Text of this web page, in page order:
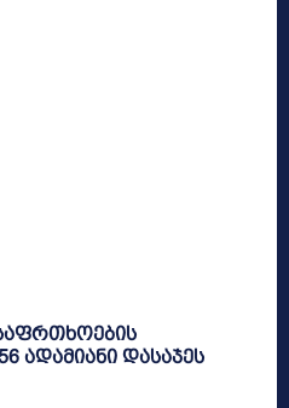
ადამიანი დასაჯეს